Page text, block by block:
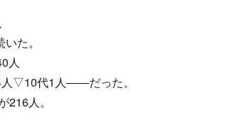
た。
人
▽10代1人――だった。
人。